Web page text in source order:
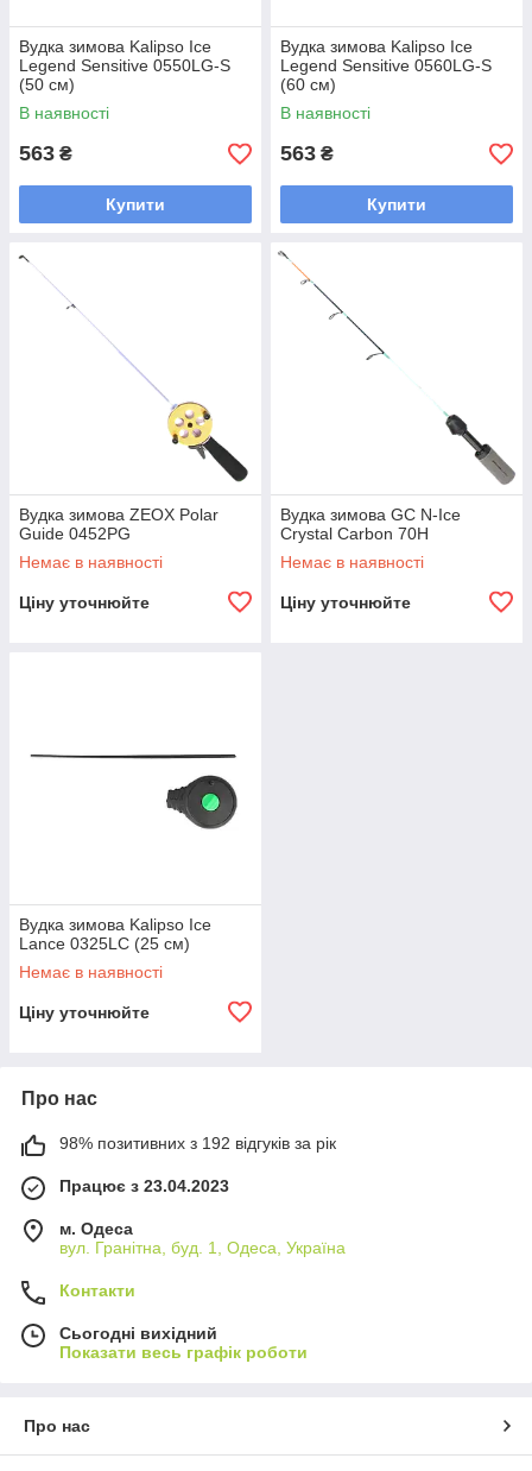
Вудка зимова Kalipso Ice
Legend Sensitive 0550LG-S
(50 см)
В наявності
563 ₴
Купити
Вудка зимова Kalipso Ice
Legend Sensitive 0560LG-S
(60 см)
В наявності
563 ₴
Купити
Вудка зимова ZEOX Polar
Guide 0452PG
Немає в наявності
Ціну уточнюйте
Вудка зимова GC N-Ice
Crystal Carbon 70H
Немає в наявності
Ціну уточнюйте
Вудка зимова Kalipso Ice
Lance 0325LC (25 см)
Немає в наявності
Ціну уточнюйте
Про нас
98% позитивних з 192 відгуків за рік
Працює з 23.04.2023
м. Одеса
вул. Гранітна, буд. 1, Одеса, Україна
Контакти
Сьогодні вихідний
Показати весь графік роботи
Про нас